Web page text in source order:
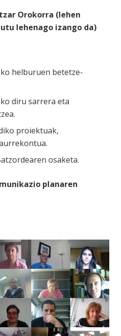
Orokorra (lehen
lehenago izango da)
helburuen betetze-
diru sarrera eta
proiektuak,
osaketa.
planaren